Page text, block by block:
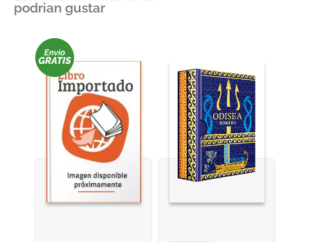
podrian gustar